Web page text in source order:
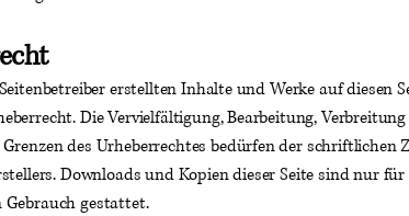
erstellten Inhalte und Werke auf diesen
Die Vervielfältigung, Bearbeitung,
des Urheberrechtes bedürfen der schriftlichen
Downloads und Kopien dieser Seite sind nur
Gebrauch gestattet.